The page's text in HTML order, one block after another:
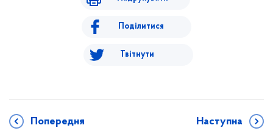
Поділитися
Твітнути
Попередня Наступна